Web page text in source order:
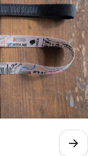
ご調整くださいませ。 成
分量によって多少前後し
となります）お肉に関し
脂質の多い皮を取り除き、
●チキン【酵素玄米メニュ
炭水化物8.19g糖質
87タンパク質8.4g脂質
玄米メニュー】エネルギ
糖質7.34g【有機さ
質8.26g脂質1.97g炭水化
）, 天然かつおの中骨パ
戸海洋深層水（硬度0の
投薬飼育）, さつまいも
有機農産物）, 人参（有機
（天日乾燥のもの）, 本葛
添加）, 水:室戸海洋深層
もも肉（無薬飼育）, 玄米
有機農産物）, 人参（有機
（天日乾燥のもの）, 小豆
（無添加）, 天然かつお
）, 水:室戸海洋深層水
たもも肉（無薬飼育）,
）, 大根（有機農産物）,
茸どんこ（天日乾燥の
パウダー（無添加）, 水:室
こ